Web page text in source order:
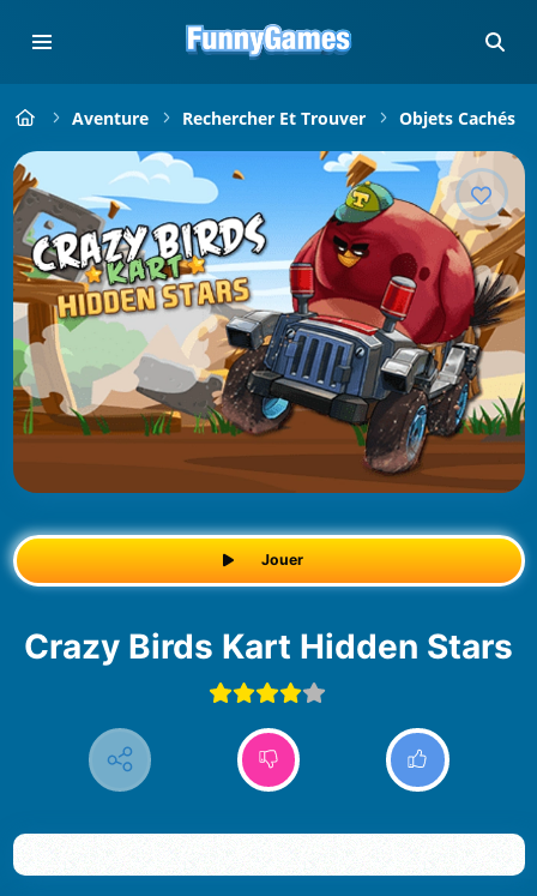
Aventure Rechercher Et Trouver Objets Cachés
Jouer
Crazy Birds Kart Hidden Stars